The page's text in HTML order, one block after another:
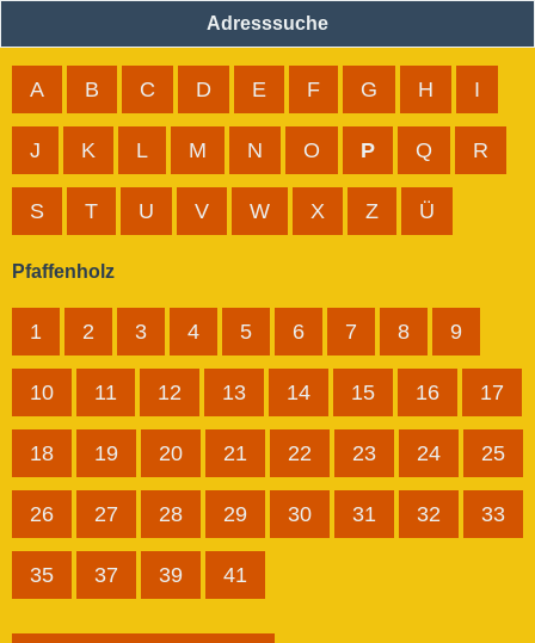
Adresssuche
A B C D E F G H I
J K L M N O P Q R
S T U V W X Z Ü
Pfaffenholz
1 2 3 4 5 6 7 8 9
10 11 12 13 14 15 16 17
18 19 20 21 22 23 24 25
26 27 28 29 30 31 32 33
35 37 39 41